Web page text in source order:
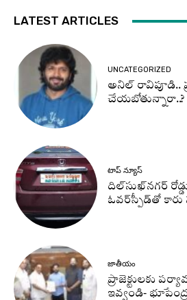
LATEST ARTICLES
UNCATEGORIZED
అనిల్ రావిపూడి..
చేయబోతున్నారా..?
టాప్ న్యూస్
దిల్‌సుఖ్‌నగర్‌
ఓవర్‌స్పీడ్‌తో
జాతీయం
ప్రాజెక్టులకు
ఇవ్వండి-